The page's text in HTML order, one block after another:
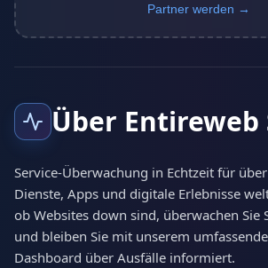
Partner werden →
Über Entireweb
Service-Überwachung in Echtzeit für
Dienste, Apps und digitale Erlebnisse
ob Websites down sind, überwachen Sie
und bleiben Sie mit unserem
Dashboard über Ausfälle informiert.